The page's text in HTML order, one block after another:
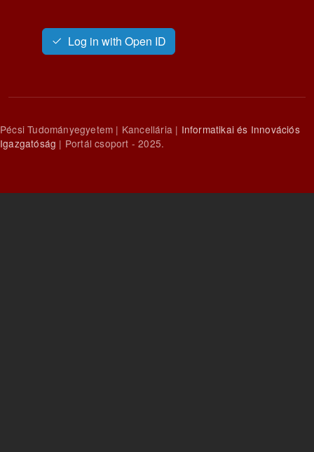
Log in with Open ID
Pécsi Tudományegyetem | Kancellária | Informatikai és Innovációs
Igazgatóság | Portál csoport - 2025.